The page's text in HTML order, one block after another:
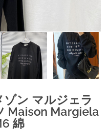
ゾン マルジェラ
Maison Margiela
綿